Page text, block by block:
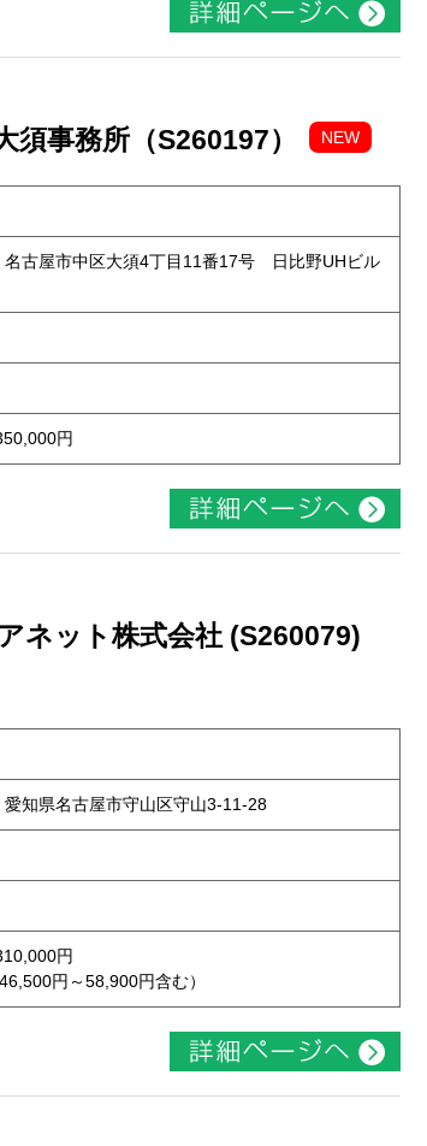
事務所（S260197） NEW
古屋市中区大須4丁目11番17号 日比野UHビル
円
ネット株式会社 (S260079)
知県名古屋市守山区守山3-11-28
円
円～58,900円含む）